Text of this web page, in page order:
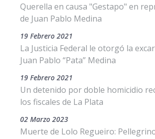
Querella en causa "Gestapo" en
de Juan Pablo Medina
19 Febrero 2021
La Justicia Federal le otorgó la
Juan Pablo “Pata” Medina
19 Febrero 2021
Un detenido por doble homicidio
los fiscales de La Plata
02 Marzo 2023
Muerte de Lolo Regueiro: